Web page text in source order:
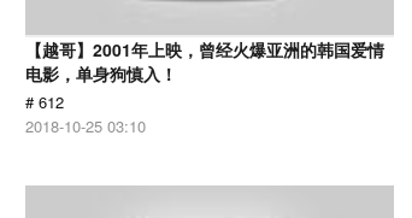
【越哥】2001年上映，曾经火爆亚洲的韩国爱情
电影，单身狗慎入！
# 612
2018-10-25 03:10